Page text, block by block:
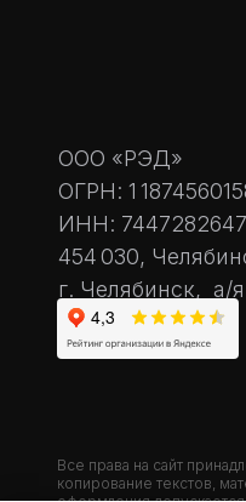
Все права на сайт
копирование текстов,
ООО «РЭД»
ОГРН: 1
ИНН: 7447282647
454 030,
г. Челябинск, а/